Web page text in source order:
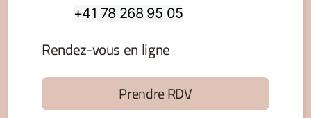
+41 78 268 95 05
Rendez-vous en ligne
Prendre RDV